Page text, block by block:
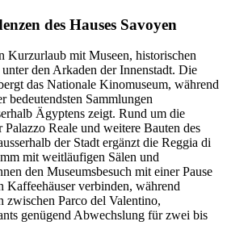
des Hauses Savoyen
Kurzurlaub mit Museen, historischen
den Arkaden der Innenstadt. Die
das Nationale Kinomuseum, während
bedeutendsten Sammlungen
Ägyptens zeigt. Rund um die
Palazzo Reale und weitere Bauten des
der Stadt ergänzt die Reggia di
mit weitläufigen Sälen und
den Museumsbesuch mit einer Pause
Kaffeehäuser verbinden, während
zwischen Parco del Valentino,
genügend Abwechslung für zwei bis